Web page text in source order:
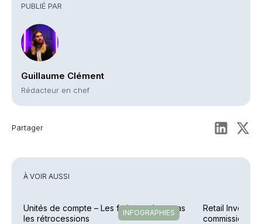
PUBLIÉ PAR
Guillaume Clément
Rédacteur en chef
Partager
À VOIR AUSSI
INFOGRAPHIES
Unités de compte – Les frais reculent, pas
les rétrocessions
Retail
commission